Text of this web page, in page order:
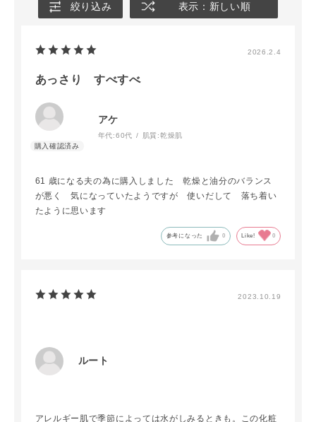
絞り込み 表示：新しい順
2026.2.4
あっさり すべすべ
アケ
年代:60代 肌質:乾燥肌
61 歳になる夫の為に購入しました 乾燥と油分のバランス
が悪く 気になっていたようですが 使いだして 落ち着い
たように思います
参考になった 0 Like! 0
2023.10.19
ルート
アレルギー肌で季節によっては水がしみるときも。この化粧